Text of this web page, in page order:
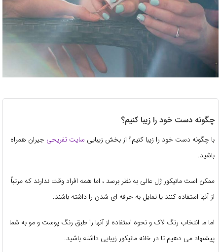
چگونه دست خود را زیبا کنیم؟
با چگونه دست خود را زیبا کنیم؟ از بخش زیبایی سایت تفریحی جیران همراه
باشید.
ممکن است مانیکور ژل عالی به نظر برسد ، اما همه افراد وقت ندارند که مرتباً
از آنها استفاده کنند یا تمایل به حرفه ای شدن را داشته باشند.
اما ما انتخاب رنگ لاک و نحوه استفاده از آنها را طبق رنگ پوست و مو به شما
پیشنهاد می دهیم تا در خانه مانیکور زیبایی داشته باشید.